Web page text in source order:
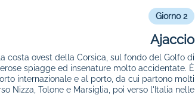
Giorno 2
Ajaccio
costa ovest della Corsica, sul fondo del Golfo di
spiagge ed insenature molto accidentate. È
internazionale e al porto, da cui partono molti
Nizza, Tolone e Marsiglia, poi verso l'Italia nelle